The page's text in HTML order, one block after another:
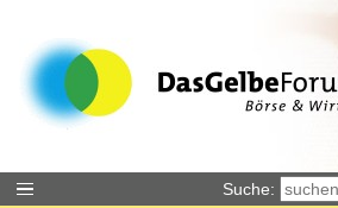
Suche: